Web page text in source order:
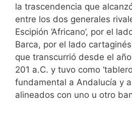
la trascendencia que
entre los dos generales
Escipión ‘Africano’, por el
Barca, por el lado
que transcurrió desde el
201 a.C. y tuvo como
fundamental a Andalucía y
alineados con uno u otro